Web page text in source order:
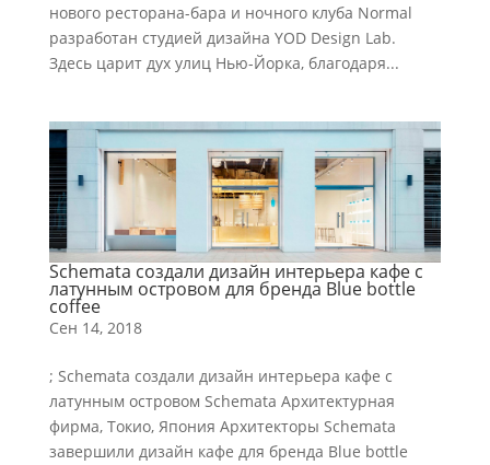
нового ресторана-бара и ночного клуба Normal
разработан студией дизайна YOD Design Lab.
Здесь царит дух улиц Нью-Йорка, благодаря...
Schemata создали дизайн интерьера кафе с
латунным островом для бренда Blue bottle
coffee
Сен 14, 2018
; Schemata создали дизайн интерьера кафе с
латунным островом Schemata Архитектурная
фирма, Токио, Япония Архитекторы Schemata
завершили дизайн кафе для бренда Blue bottle